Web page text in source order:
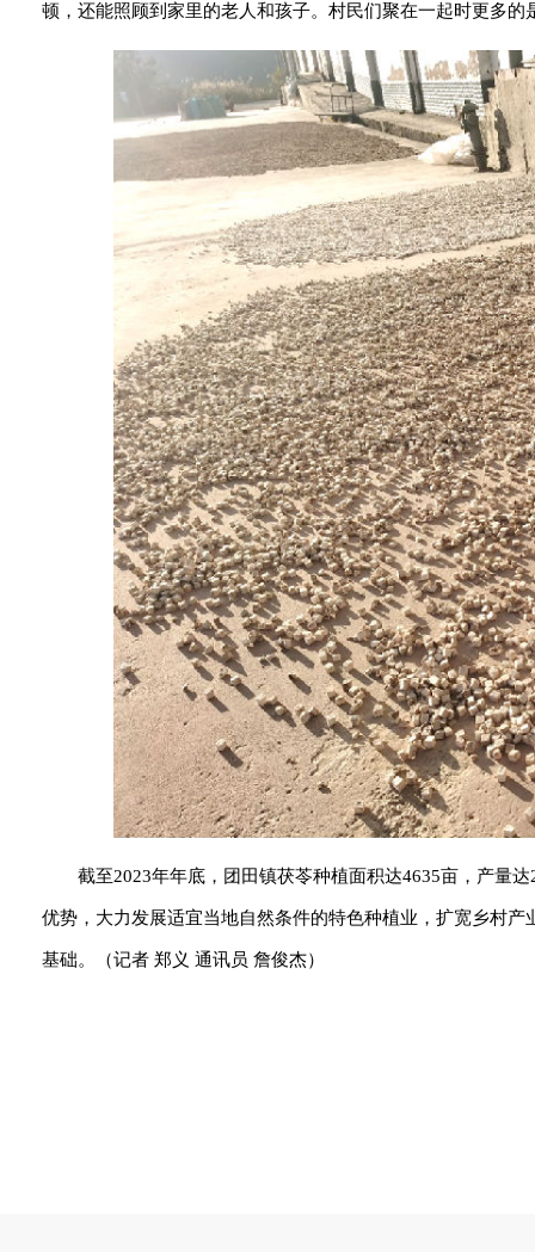
顿，还能照顾到家里的老人和孩子。村民们聚在一起时更多
截至2023年年底，团田镇茯苓种植面积达4635亩，产量
优势，大力发展适宜当地自然条件的特色种植业，扩宽乡村
基础。（记者 郑义 通讯员 詹俊杰）